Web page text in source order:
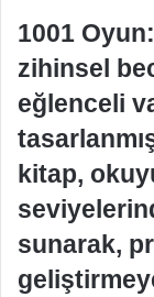
1001
zihinsel
eğlenceli
kitap,
sunarak,